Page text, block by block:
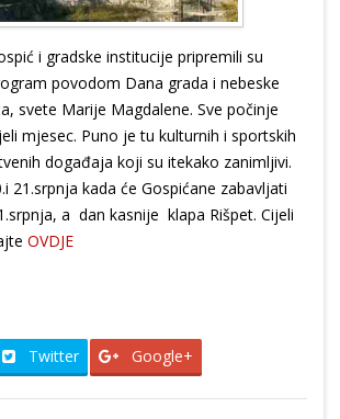
i gradske institucije pripremili su
povodom Dana grada i nebeske
svete Marije Magdalene. Sve počinje
mjesec. Puno je tu kulturnih i sportskih
događaja koji su itekako zanimljivi.
21.srpnja kada će Gospićane zabavljati
a dan kasnije klapa Rišpet. Cijeli
OVDJE
Twitter Google+